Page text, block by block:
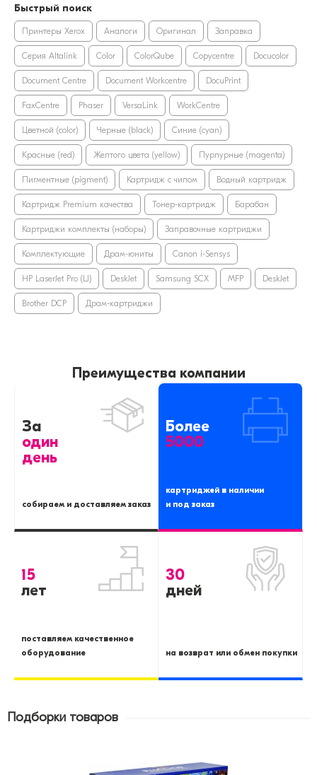
Быстрый поиск
Принтеры Xerox Аналоги Оригинал Заправка
Серия Altalink Color ColorQube Copycentre Docucolor
Document Centre Document Workcentre DocuPrint
FaxCentre Phaser VersaLink WorkCentre
Цветной (color) Черные (black) Синие (cyan)
Красные (red) Желтого цвета (yellow) Пурпурные (magenta)
Пигментные (pigment) Картридж с чипом Водный картридж
Картридж Premium качества Тонер-картридж Барабан
Картриджи комплекты (наборы) Заправочные картриджи
Комплектующие Драм-юниты Canon i-Sensys
HP LaserJet Pro (LJ) DeskJet Samsung SCX MFP DeskJet
Brother DCP Драм-картриджи
Преимущества компании
За
один
день
собираем и доставляем заказ
Более
5000
картриджей в наличии
и под заказ
15
лет
поставляем качественное
оборудование
30
дней
на возврат или обмен покупки
Подборки товаров